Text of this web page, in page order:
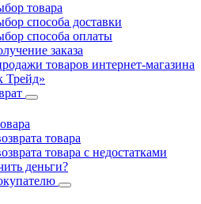
товара
способа доставки
способа оплаты
заказа
товаров интернет-магазина
Трейд»
товара
товара с недостатками
деньги?